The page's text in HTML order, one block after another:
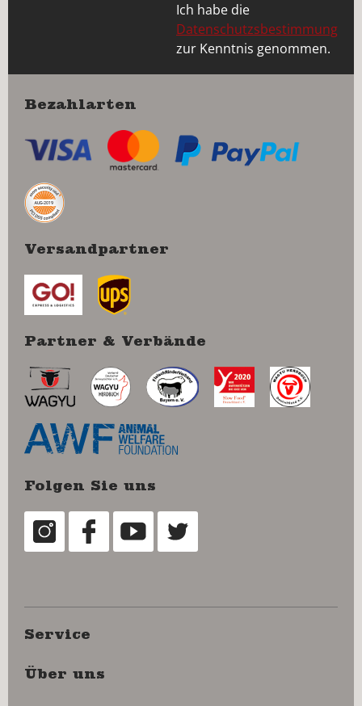
Ich habe die
Datenschutzsbestimmung
zur Kenntnis genommen.
Bezahlarten
Versandpartner
Partner & Verbände
Folgen Sie uns
Service
Über uns